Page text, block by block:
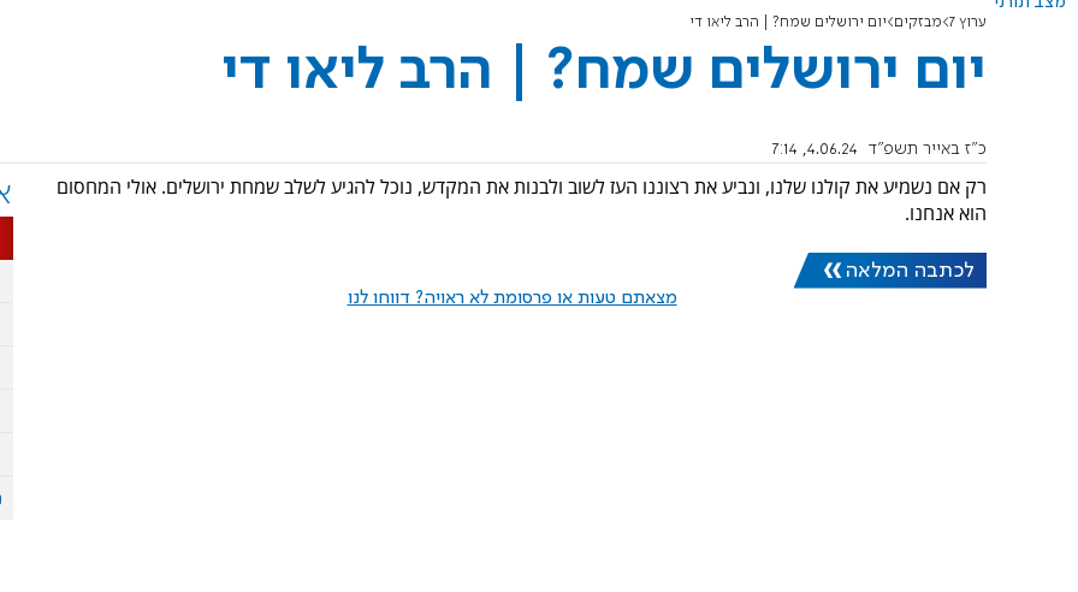
ערוץ 7 מבזקים יום ירושלים שמח? | הרב ליאו די
יום ירושלים שמח? | הרב ליאו די
כ"ז באייר תשפ"ד 4.06.24, 7:14
רק אם נשמיע את קולנו שלנו, ונביע את רצוננו העז לשוב ולבנות את המקדש, נוכל להגיע לשלב שמחת ירושלים. אולי המחסום
הוא אנחנו.
לכתבה המלאה
מצאתם טעות או פרסומת לא ראויה? דווחו לנו